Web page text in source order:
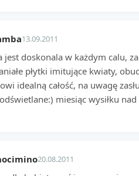
13.09.2011
jest doskonala w każdym calu,
płytki imitujące kwiaty,
idealną całość, na uwagę
miesiąc wysiłku
20.08.2011